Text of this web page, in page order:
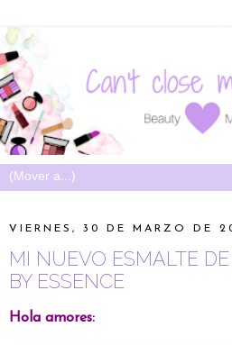
VIERNES, 30 DE MARZO DE
MI NUEVO ESMALTE
BY ESSENCE
Hola amores: